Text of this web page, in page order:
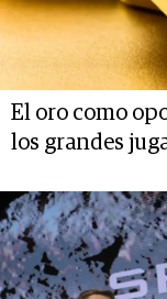
El oro como
los grandes